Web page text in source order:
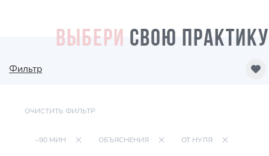
ВЫБЕРИ СВОЮ ПРАКТИКУ
Фильтр
ОЧИСТИТЬ ФИЛЬТР
~90 МИН ОБЪЯСНЕНИЯ ОТ НУЛЯ